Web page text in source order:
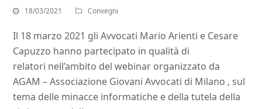
18/03/2021 Convegni
Il 18 marzo 2021 gli Avvocati Mario Arienti e Cesare
Capuzzo hanno partecipato in qualità di
relatori nell’ambito del webinar organizzato da
AGAM – Associazione Giovani Avvocati di Milano , sul
tema delle minacce informatiche e della tutela della